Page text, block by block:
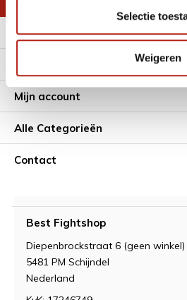
Selectie
Weigeren
Meer informatie
Mijn account
Alle Categorieën
Contact
Best Fightshop
Diepenbrockstraat 6 (geen winkel)
5481 PM Schijndel
Nederland